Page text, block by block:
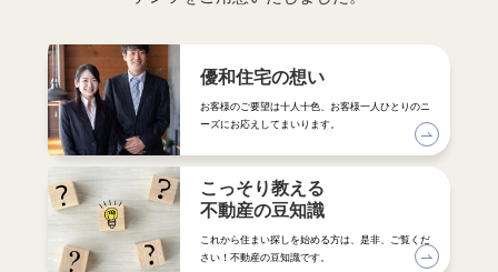
優和住宅の想い
お客様のご要望は十人十色、お客様一人ひとりのニ
ーズにお応えしてまいります。
こっそり教える
不動産の豆知識
これから住まい探しを始める方は、是非、ご覧くだ
さい！不動産の豆知識です。